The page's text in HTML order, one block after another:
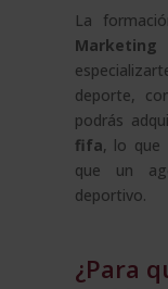
La
deporte,
podrás
fifa, lo que
que un
deportivo.
¿Para